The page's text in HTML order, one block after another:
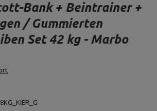
Bank + Beintrainer +
/ Gummierten
Set 42 kg - Marbo